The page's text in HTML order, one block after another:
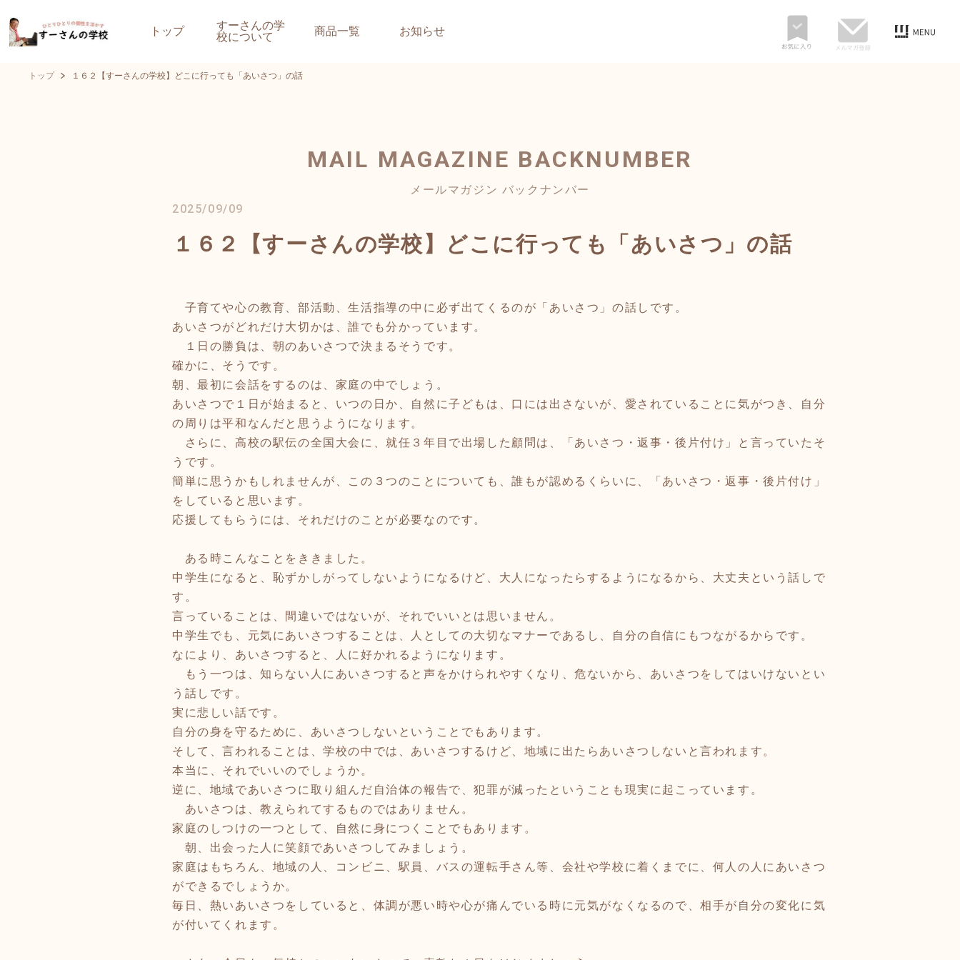
トップ
すーさんの学
校について
商品一覧 お知らせ
トップ １６２【すーさんの学校】どこに行っても「あいさつ」の話
MAIL MAGAZINE BACKNUMBER
メールマガジン バックナンバー
2025/09/09
１６２【すーさんの学校】どこに行っても「あいさつ」の話
子育てや心の教育、部活動、生活指導の中に必ず出てくるのが「あいさつ」の話しです。
あいさつがどれだけ大切かは、誰でも分かっています。
１日の勝負は、朝のあいさつで決まるそうです。
確かに、そうです。
朝、最初に会話をするのは、家庭の中でしょう。
あいさつで１日が始まると、いつの日か、自然に子どもは、口には出さないが、愛されていることに気がつき、自分
の周りは平和なんだと思うようになります。
さらに、高校の駅伝の全国大会に、就任３年目で出場した顧問は、「あいさつ・返事・後片付け」と言っていたそ
うです。
簡単に思うかもしれませんが、この３つのことについても、誰もが認めるくらいに、「あいさつ・返事・後片付け」
をしていると思います。
応援してもらうには、それだけのことが必要なのです。
ある時こんなことをききました。
中学生になると、恥ずかしがってしないようになるけど、大人になったらするようになるから、大丈夫という話しで
す。
言っていることは、間違いではないが、それでいいとは思いません。
中学生でも、元気にあいさつすることは、人としての大切なマナーであるし、自分の自信にもつながるからです。
なにより、あいさつすると、人に好かれるようになります。
もう一つは、知らない人にあいさつすると声をかけられやすくなり、危ないから、あいさつをしてはいけないとい
う話しです。
実に悲しい話です。
自分の身を守るために、あいさつしないということでもあります。
そして、言われることは、学校の中では、あいさつするけど、地域に出たらあいさつしないと言われます。
本当に、それでいいのでしょうか。
逆に、地域であいさつに取り組んだ自治体の報告で、犯罪が減ったということも現実に起こっています。
あいさつは、教えられてするものではありません。
家庭のしつけの一つとして、自然に身につくことでもあります。
朝、出会った人に笑顔であいさつしてみましょう。
家庭はもちろん、地域の人、コンビニ、駅員、バスの運転手さん等、会社や学校に着くまでに、何人の人にあいさつ
ができるでしょうか。
毎日、熱いあいさつをしていると、体調が悪い時や心が痛んでいる時に元気がなくなるので、相手が自分の変化に気
が付いてくれます。